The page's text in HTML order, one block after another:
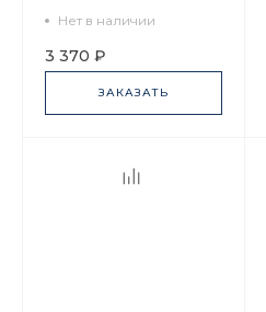
Нет в наличии
3 370 ₽
ЗАКАЗАТЬ